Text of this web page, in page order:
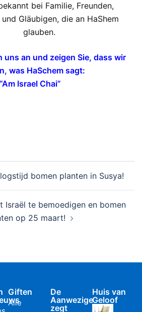
bei Familie, Freunden,
Gläubigen, die an HaShem
glauben.
uns an und zeigen Sie, dass wir
was HaSchem sagt:
“Am Israel Chai”
bomen planten in Susya!
Israël te bemoedigen en bomen
op 25 maart!
Giften
Alle
De
Aanwezige
zegt
Huis van
Geloof